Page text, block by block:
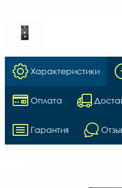
Характеристики
Оплата
Гарантия